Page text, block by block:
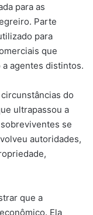
para as
Parte
para
que
agentes distintos.
do
ultrapassou a
se
autoridades,
que a
Ela